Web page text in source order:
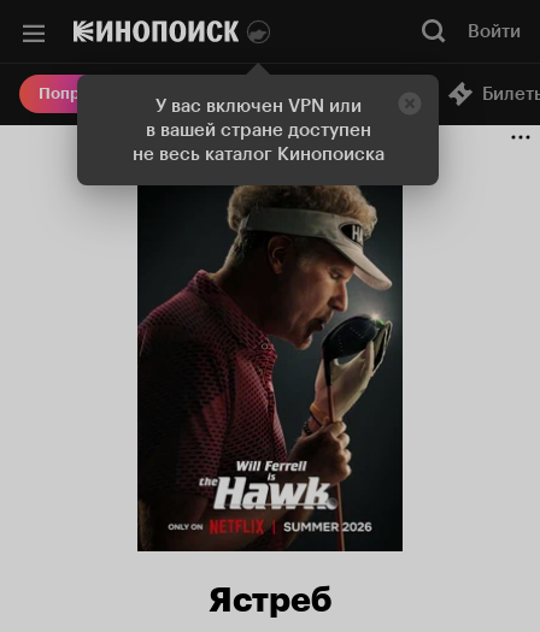
У вас включен VPN или
в вашей стране доступен
не весь каталог Кинопоиска
Войти
Попробовать Плюс Онлайн-кинотеатр
Ястреб